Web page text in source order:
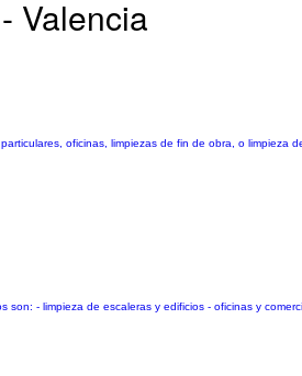
Valencia
oficinas, limpiezas de fin de obra, o limpieza
- limpieza de escaleras y edificios - oficinas y